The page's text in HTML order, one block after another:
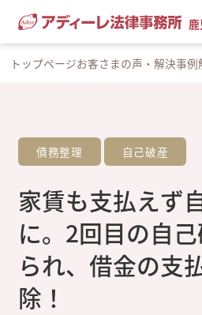
トップページお客さまの声・解決事例
債務整理 自己破産
家賃も支払えず
に。2回目の自
られ、借金の支
除！